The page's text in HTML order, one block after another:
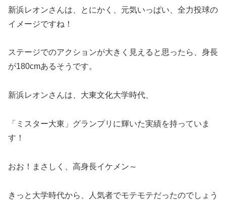
新浜レオンさんは、とにかく、元気いっぱい、全力投球の
イメージですね！
ステージでのアクションが大きく見えると思ったら、身長
が180cmあるそうです。
新浜レオンさんは、大東文化大学時代、
「ミスター大東」グランプリに輝いた実績を持っていま
す！
おお！まさしく、高身長イケメン～
きっと大学時代から、人気者でモテモテだったのでしょう